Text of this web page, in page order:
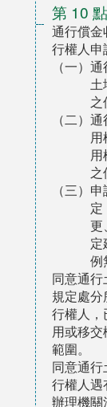
第 10 點
通行償金
行權人申
（一）
土
之
（二）
用
用
之
（三）
定
更
定
例
同意通
規定處
行權人
用或移
範圍。
同意通
行權人
辦理機